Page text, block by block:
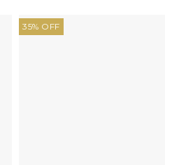
35% OFF